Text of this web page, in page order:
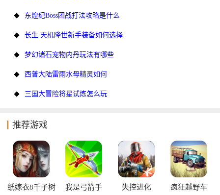
东煌纪Boss团战打法攻略是什么
长生:天机降世新手装备如何选择
梦幻诸石宠物内丹玩法有哪些
西普大陆雷雨水母精灵如何
三国大冒险将星试炼怎么玩
推荐游戏
纸嫁衣8千子树 我是弓箭手 失控进化 疯狂越野车